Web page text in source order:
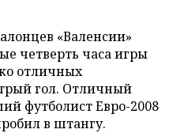
«Валенсии»
четверть часа игры
отличных
гол. Отличный
футболист Евро-2008
в штангу.